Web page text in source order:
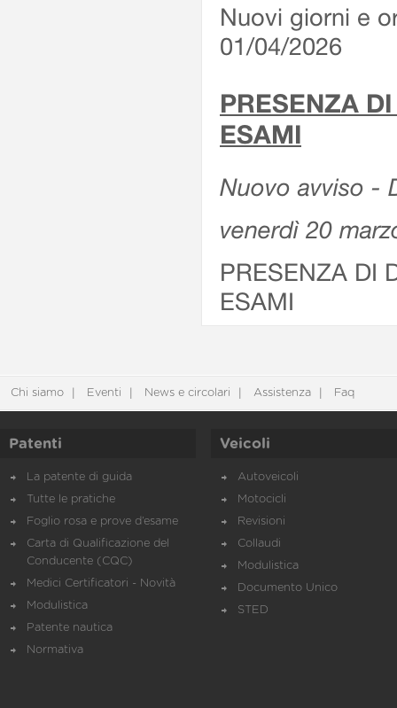
Nuovi giorni e
01/04/2026
PRESENZA
ESAMI
Nuovo avviso -
venerdì 20
PRESENZA DI
ESAMI
Chi siamo Eventi News e circolari Assistenza Faq
Patenti
La patente di guida
Tutte le pratiche
Foglio rosa e prove d’esame
Carta di Qualificazione del
Conducente (CQC)
Medici Certificatori - Novità
Modulistica
Patente nautica
Normativa
Veicoli
Autoveicoli
Motocicli
Revisioni
Collaudi
Modulistica
Documento Unico
STED